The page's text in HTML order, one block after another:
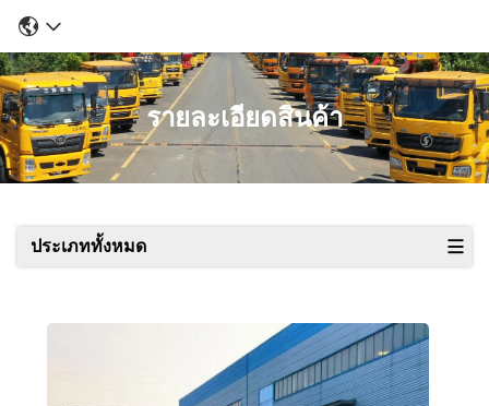
รายละเอียดสินค้า
ประเภททั้งหมด